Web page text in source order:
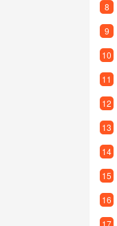
8
9
10
11
12
13
14
15
16
17